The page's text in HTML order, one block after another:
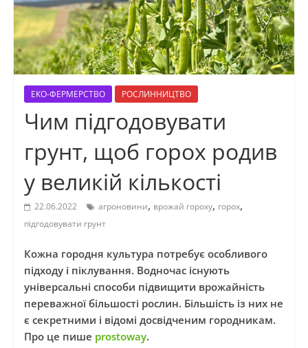
ЕКО-ФЕРМЕРСТВО РОСЛИННИЦТВО
Чим підгодовувати
грунт, щоб горох родив
у великій кількості
22.06.2022 агроновини, врожай гороху, горох,
підгодовувати грунт
Кожна городня культура потребує особливого
підходу і піклування. Водночас існують
універсальні способи підвищити врожайність
переважної більшості рослин. Більшість із них не
є секретними і відомі досвідченим городникам.
Про це пише prostoway.